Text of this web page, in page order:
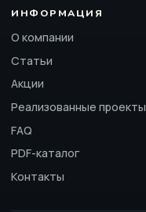
ИНФОРМАЦИЯ
О компании
Статьи
Акции
Реализованные проекты
FAQ
PDF-каталог
Контакты